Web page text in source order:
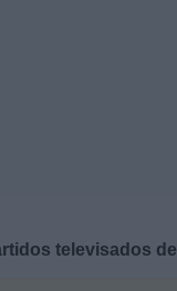
televisados de